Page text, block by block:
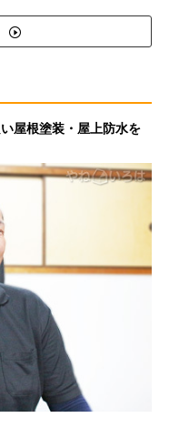
屋根塗装・屋上防水を